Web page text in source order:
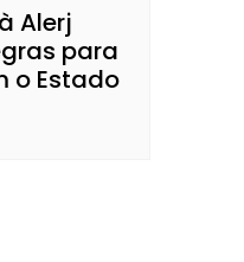
Alerj
para
o Estado